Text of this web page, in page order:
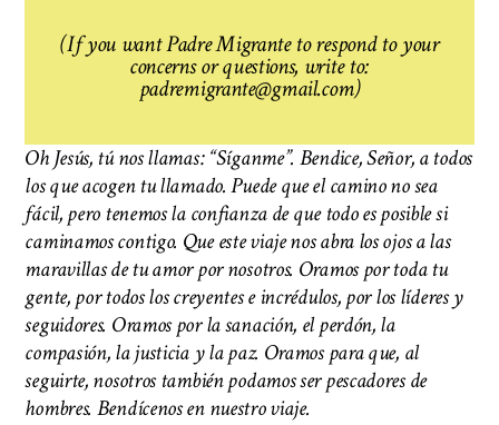
(If you want Padre Migrante to respond to your
concerns or questions, write to:
padremigrante@gmail.com)
Oh Jesús, tú nos llamas: “Síganme”. Bendice, Señor, a todos
los que acogen tu llamado. Puede que el camino no sea
fácil, pero tenemos la confianza de que todo es posible si
caminamos contigo. Que este viaje nos abra los ojos a las
maravillas de tu amor por nosotros. Oramos por toda tu
gente, por todos los creyentes e incrédulos, por los líderes y
seguidores. Oramos por la sanación, el perdón, la
compasión, la justicia y la paz. Oramos para que, al
seguirte, nosotros también podamos ser pescadores de
hombres. Bendícenos en nuestro viaje.